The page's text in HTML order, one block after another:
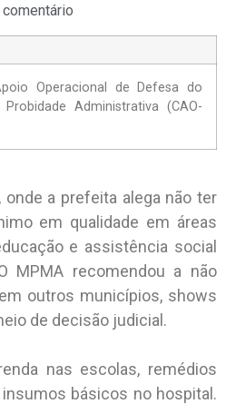
Operacional de Defesa do
Administrativa (CAO-
a prefeita alega não ter
em qualidade em áreas
e assistência social
MPMA recomendou a não
outros municípios, shows
de decisão judicial.
nas escolas, remédios
básicos no hospital.